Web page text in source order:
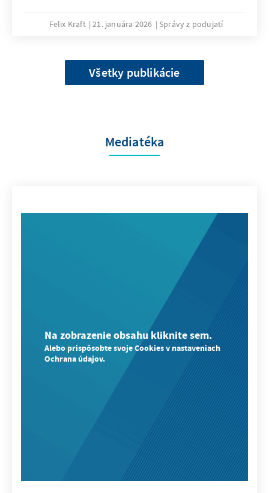
Felix Kraft 21. januára 2026 Správy z podujatí
Všetky publikácie
Mediatéka
Na zobrazenie obsahu kliknite sem.
Alebo prispôsobte svoje Cookies v nastaveniach
Ochrana údajov.